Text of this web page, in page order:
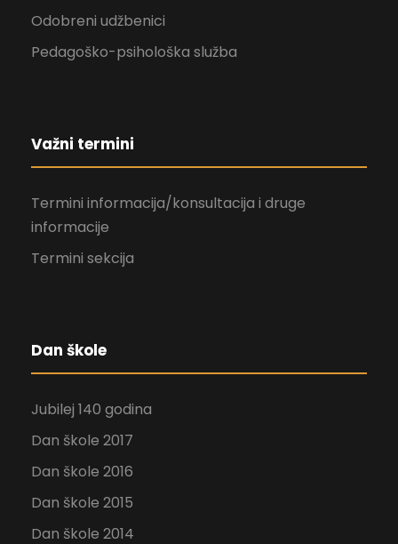
Odobreni udžbenici
Pedagoško-psihološka služba
Važni termini
Termini informacija/konsultacija i druge
informacije
Termini sekcija
Dan škole
Jubilej 140 godina
Dan škole 2017
Dan škole 2016
Dan škole 2015
Dan škole 2014